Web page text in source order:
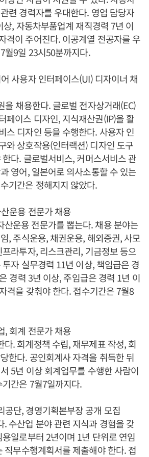
련 경력자를 우대한다. 영업 담당자
, 자동차부품업계 재직경력 7년 이
격이 주어진다. 이공계열 전공자를 우
월9일 23시50분까지다.
사용자 인터페이스(UI) 디자이너 채
을 채용한다. 글로벌 전자상거래(EC)
페이스 디자인, 지식재산권(IP)을 활
스 디자인 등을 수행한다. 사용자 인
와 상호작용(인터랙션) 디자인 도구
다. 글로벌서비스, 커머스서비스 관
영어, 일본어로 의사소통할 수 있는
기간은 정해지지 않았다.
운용 전문가 채용
산운용 전문가를 뽑는다. 채용 분야는
, 주식운용, 채권운용, 해외증권, 사모
라투자, 리스크관리, 기금정보 등으
자 실무경력 11년 이상, 책임급은 경
경력 3년 이상, 주임급은 경력 1년 이
격을 갖춰야 한다. 접수기간은 7월8
회계 전문가 채용
다. 회계정책 수립, 재무제표 작성, 회
한다. 공인회계사 자격을 취득한 뒤
5년 이상 회계업무를 수행한 사람이
간은 7월7일까지다.
단, 경영기획본부장 공개 모집
. 수산업 분야 관련 지식과 경험을 갖
일로부터 2년이며 1년 단위로 연임
직무수행계획서를 제출해야 한다. 접